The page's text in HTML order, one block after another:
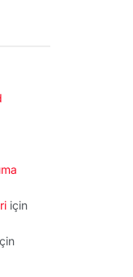
için